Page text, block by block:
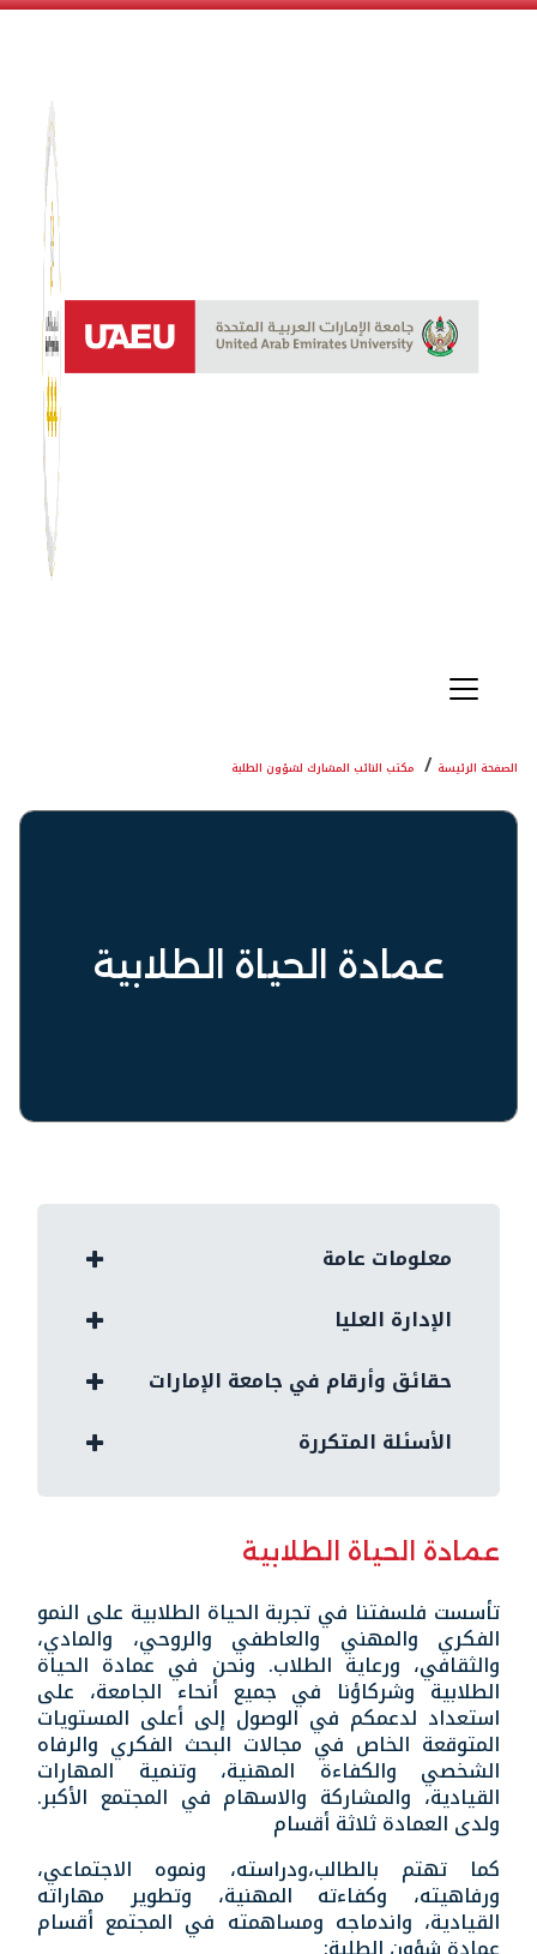
نظام
الصفحة الرئيسة مكتب النائب المشارك لشؤون الطلبة
عمادة الحياة الطلابية
معلومات عامة
الإدارة العليا
حقائق وأرقام في جامعة الإمارات
الأسئلة المتكررة
عمادة الحياة الطلابية
تأسست فلسفتنا في تجربة الحياة الطلابية على النمو
الفكري والمهني والعاطفي والروحي، والمادي،
والثقافي، ورعاية الطلاب. ونحن في عمادة الحياة
الطلابية وشركاؤنا في جميع أنحاء الجامعة، على
استعداد لدعمكم في الوصول إلى أعلى المستويات
المتوقعة الخاص في مجالات البحث الفكري والرفاه
الشخصي والكفاءة المهنية، وتنمية المهارات
القيادية، والمشاركة والاسهام في المجتمع الأكبر.
ولدى العمادة ثلاثة أقسام
كما تهتم بالطالب،ودراسته، ونموه الاجتماعي،
ورفاهيته، وكفاءته المهنية، وتطوير مهاراته
القيادية، واندماجه ومساهمته في المجتمع أقسام